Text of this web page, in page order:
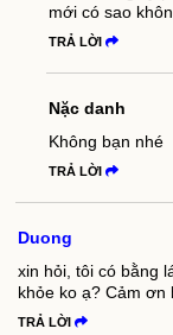
mới có sao
TRẢ LỜI
Nặc danh
Không bạn nhé
TRẢ LỜI
Duong
xin hỏi, tôi có bằng
khỏe ko ạ? Cảm ơn
TRẢ LỜI